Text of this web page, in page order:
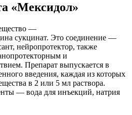
«Мексидол»
—
сукцинат. Это соединение ―
нейропротектор, также
и
Препарат выпускается в
введения, каждая из которых
в 2 или 5 мл раствора.
— вода для инъекций, натрия